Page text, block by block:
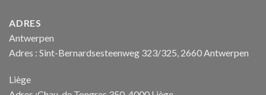
ADRES
Antwerpen
Adres : Sint-Bernardsesteenweg 323/325, 2660 Antwerpen
Liège